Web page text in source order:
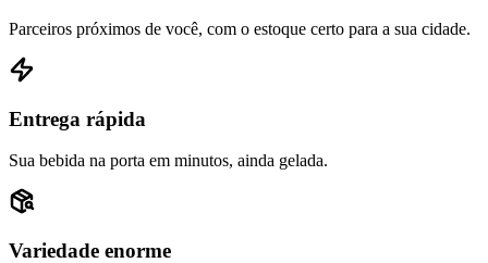
Parceiros próximos de você, com o estoque certo para a sua cidade.
Entrega rápida
Sua bebida na porta em minutos, ainda gelada.
Variedade enorme